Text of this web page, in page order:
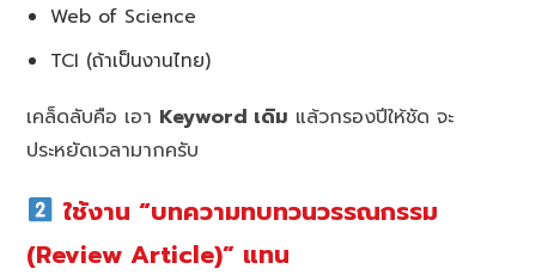
Web of Science
TCI (ถ้าเป็นงานไทย)
เคล็ดลับคือ เอา Keyword เดิม แล้วกรองปีให้ชัด จะ
ประหยัดเวลามากครับ
ใช้งาน “บทความทบทวนวรรณกรรม
(Review Article)” แทน